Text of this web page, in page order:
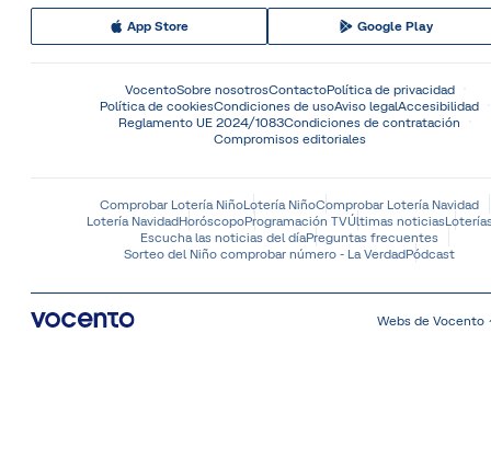
App Store Google Play
VocentoSobre nosotrosContactoPolítica de privacidad
Política de cookiesCondiciones de usoAviso legalAccesibilidad
Reglamento UE 2024/1083Condiciones de contratación
Compromisos editoriales
Comprobar Lotería NiñoLotería NiñoComprobar Lotería Navidad
Lotería NavidadHoróscopoProgramación TVÚltimas noticias
Escucha las noticias del díaPreguntas frecuentes
Sorteo del Niño comprobar número - La VerdadPódcast
Webs de Vocento